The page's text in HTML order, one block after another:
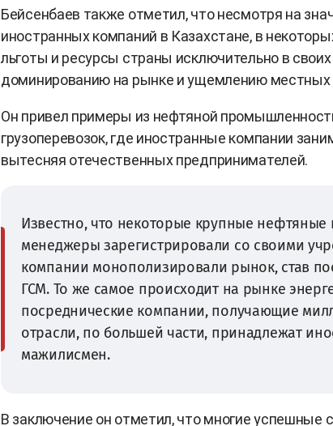
Бейсенбаев также отметил, что несмотря на
иностранных компаний в Казахстане, в
льготы и ресурсы страны исключительно в
доминированию на рынке и ущемлению местных
Он привел примеры из нефтяной
грузоперевозок, где иностранные компании
вытесняя отечественных предпринимателей.
Известно, что некоторые крупные
менеджеры зарегистрировали со своими
компании монополизировали рынок, став
ГСМ. То же самое происходит на рынке
посреднические компании, получающие
отрасли, по большей части, принадлежат
мажилисмен.
В заключение он отметил, что многие успешные